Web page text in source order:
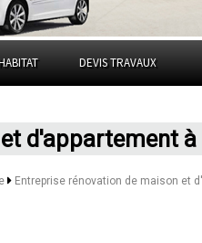
DEVIS TRAVAUX
d'appartement
Entreprise rénovation de maison et